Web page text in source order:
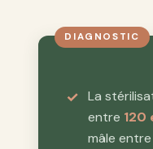
La
entre 120
mâle entre